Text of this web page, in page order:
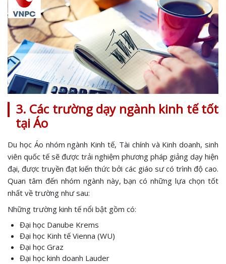
3. Các trường dạy ngành kinh tế tốt
tại Áo
Du học Áo nhóm ngành Kinh tế, Tài chính và Kinh doanh, sinh
viên quốc tế sẽ được trải nghiệm phương pháp giảng dạy hiện
đại, được truyền đạt kiến thức bởi các giáo sư có trình độ cao.
Quan tâm đến nhóm ngành này, bạn có những lựa chọn tốt
nhất về trường như sau:
Những trường kinh tế nổi bật gồm có:
Đại học Danube Krems
Đại học Kinh tế Vienna (WU)
Đại học Graz
Đại học kinh doanh Lauder